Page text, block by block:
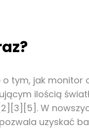
tym, jak monitor
ilością
W
uzyskać